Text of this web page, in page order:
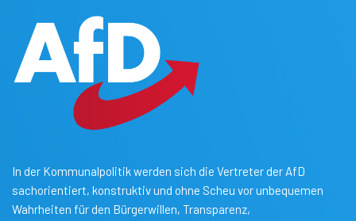
In der Kommunalpolitik werden sich die Vertreter der AfD
sachorientiert, konstruktiv und ohne Scheu vor unbequemen
Wahrheiten für den Bürgerwillen, Transparenz,